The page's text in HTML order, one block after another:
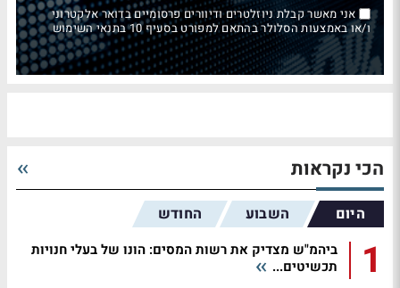
אני מאשר קבלת ניוזלטרים ודיוורים פרסומיים בדואר אלקטרוני
ו/או באמצעות הסלולר בהתאם למפורט בסעיף 10 בתנאי השימוש
הכי נקראות
היום השבוע החודש
1
ביהמ"ש מצדיק את רשות המסים: הונו של בעלי חנויות
תכשיטים...